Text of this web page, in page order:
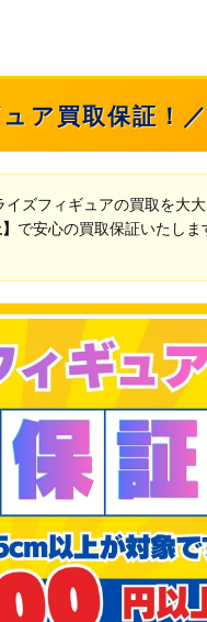
ア買取保証！／
イズフィギュアの買取を大大
で安心の買取保証いたしま